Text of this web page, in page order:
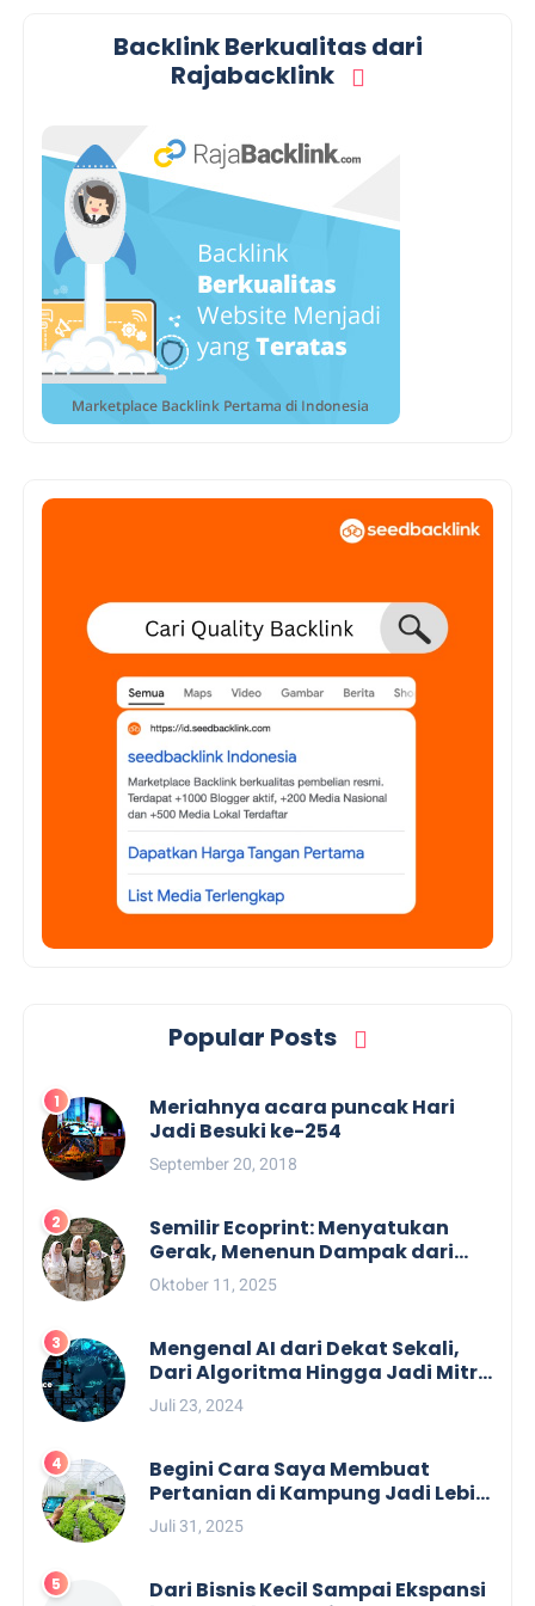
Backlink Berkualitas dari
Rajabacklink
Popular Posts
Meriahnya acara puncak Hari
September 20, 2018
Semilir Ecoprint: Menyatukan
Kulit Kayu Lantung Bengkulu
Oktober 11, 2025
Mengenal AI dari Dekat Sekali,
Tak Terpisahkan Profesional dan
Juli 23, 2024